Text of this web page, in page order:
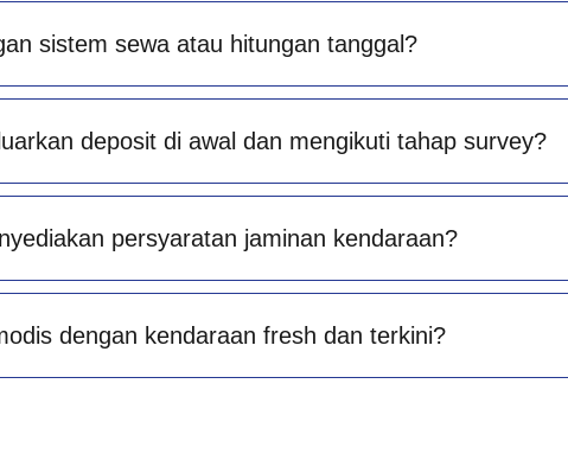
sistem sewa atau hitungan tanggal?
deposit di awal dan mengikuti tahap survey?
persyaratan jaminan kendaraan?
dengan kendaraan fresh dan terkini?